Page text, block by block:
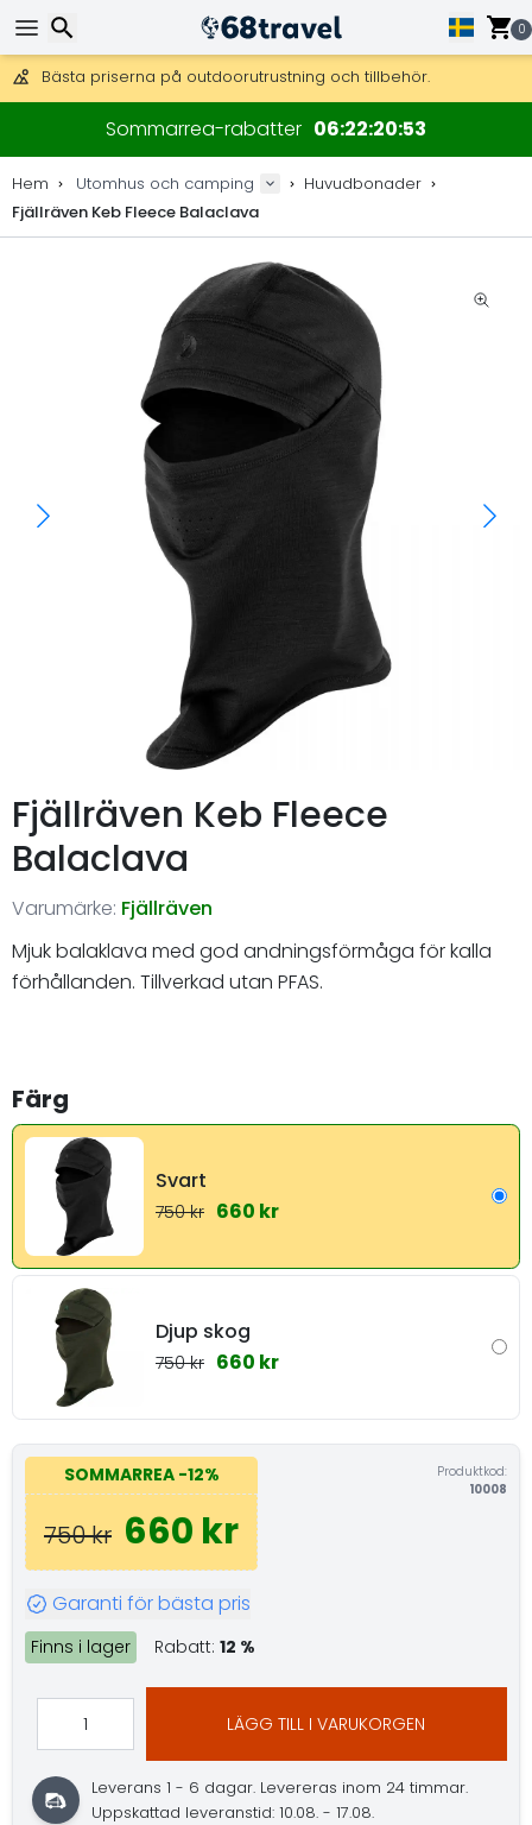
0
DHL Express över natten är också tillgängligt.
30 dagar för retur, 90 dagar för träkartor och dekorationer.
Bästa priserna på outdoorutrustning och tillbehör.
Sommarrea-rabatter 06 22 20 53
Hem Utomhus och camping
Huvudbonader
Fjällräven Keb Fleece Balaclava
Fjällräven Keb Fleece
Balaclava
Varumärke: Fjällräven
Mjuk balaklava med god andningsförmåga för kalla
förhållanden. Tillverkad utan PFAS.
Färg
Svart
750 kr 660 kr
Djup skog
750 kr 660 kr
SOMMARREA -12%
750 kr 660 kr
Produktkod:
10008
Garanti för bästa pris
Finns i lager Rabatt: 12 %
LÄGG TILL I VARUKORGEN
Leverans 1 - 6 dagar. Levereras inom 24 timmar.
Uppskattad leveranstid: 10.08. - 17.08.
Sök